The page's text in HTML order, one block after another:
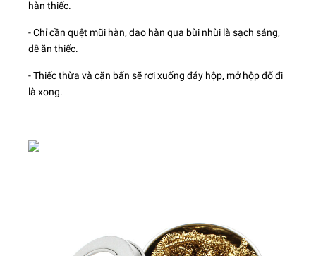
hàn thiếc.
- Chỉ cần quệt mũi hàn, dao hàn qua bùi nhùi là sạch sáng,
dễ ăn thiếc.
- Thiếc thừa và cặn bẩn sẽ rơi xuống đáy hộp, mở hộp đổ đi
là xong.